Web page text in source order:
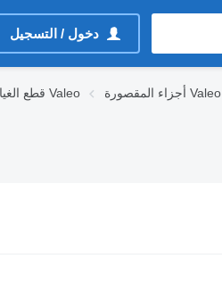
دخول / التسجيل
قطع الغيار Valeo أجزاء المقصورة Valeo